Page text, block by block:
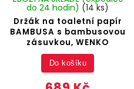
Držák na toaletní papír
BAMBUSA s bambusovou
zásuvkou, WENKO
do 24 hodin) (14 ks)
Do košíku